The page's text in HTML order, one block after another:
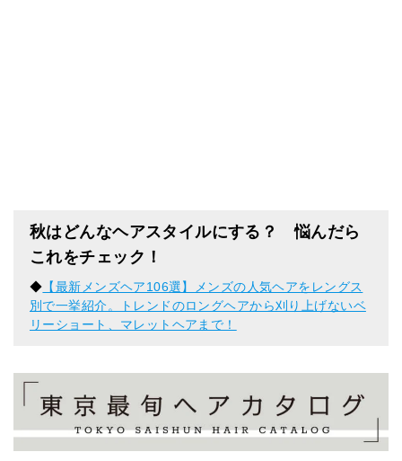
秋はどんなヘアスタイルにする？ 悩んだら
これをチェック！
◆ 【最新メンズヘア106選】メンズの人気ヘアをレングス
別で一挙紹介。トレンドのロングヘアから刈り上げないベ
リーショート、マレットヘアまで！